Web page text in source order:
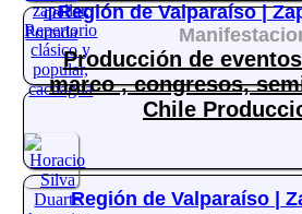
Región de Valparaíso |
Producción de
marco , congresos,
Chile
Región de Valparaíso |